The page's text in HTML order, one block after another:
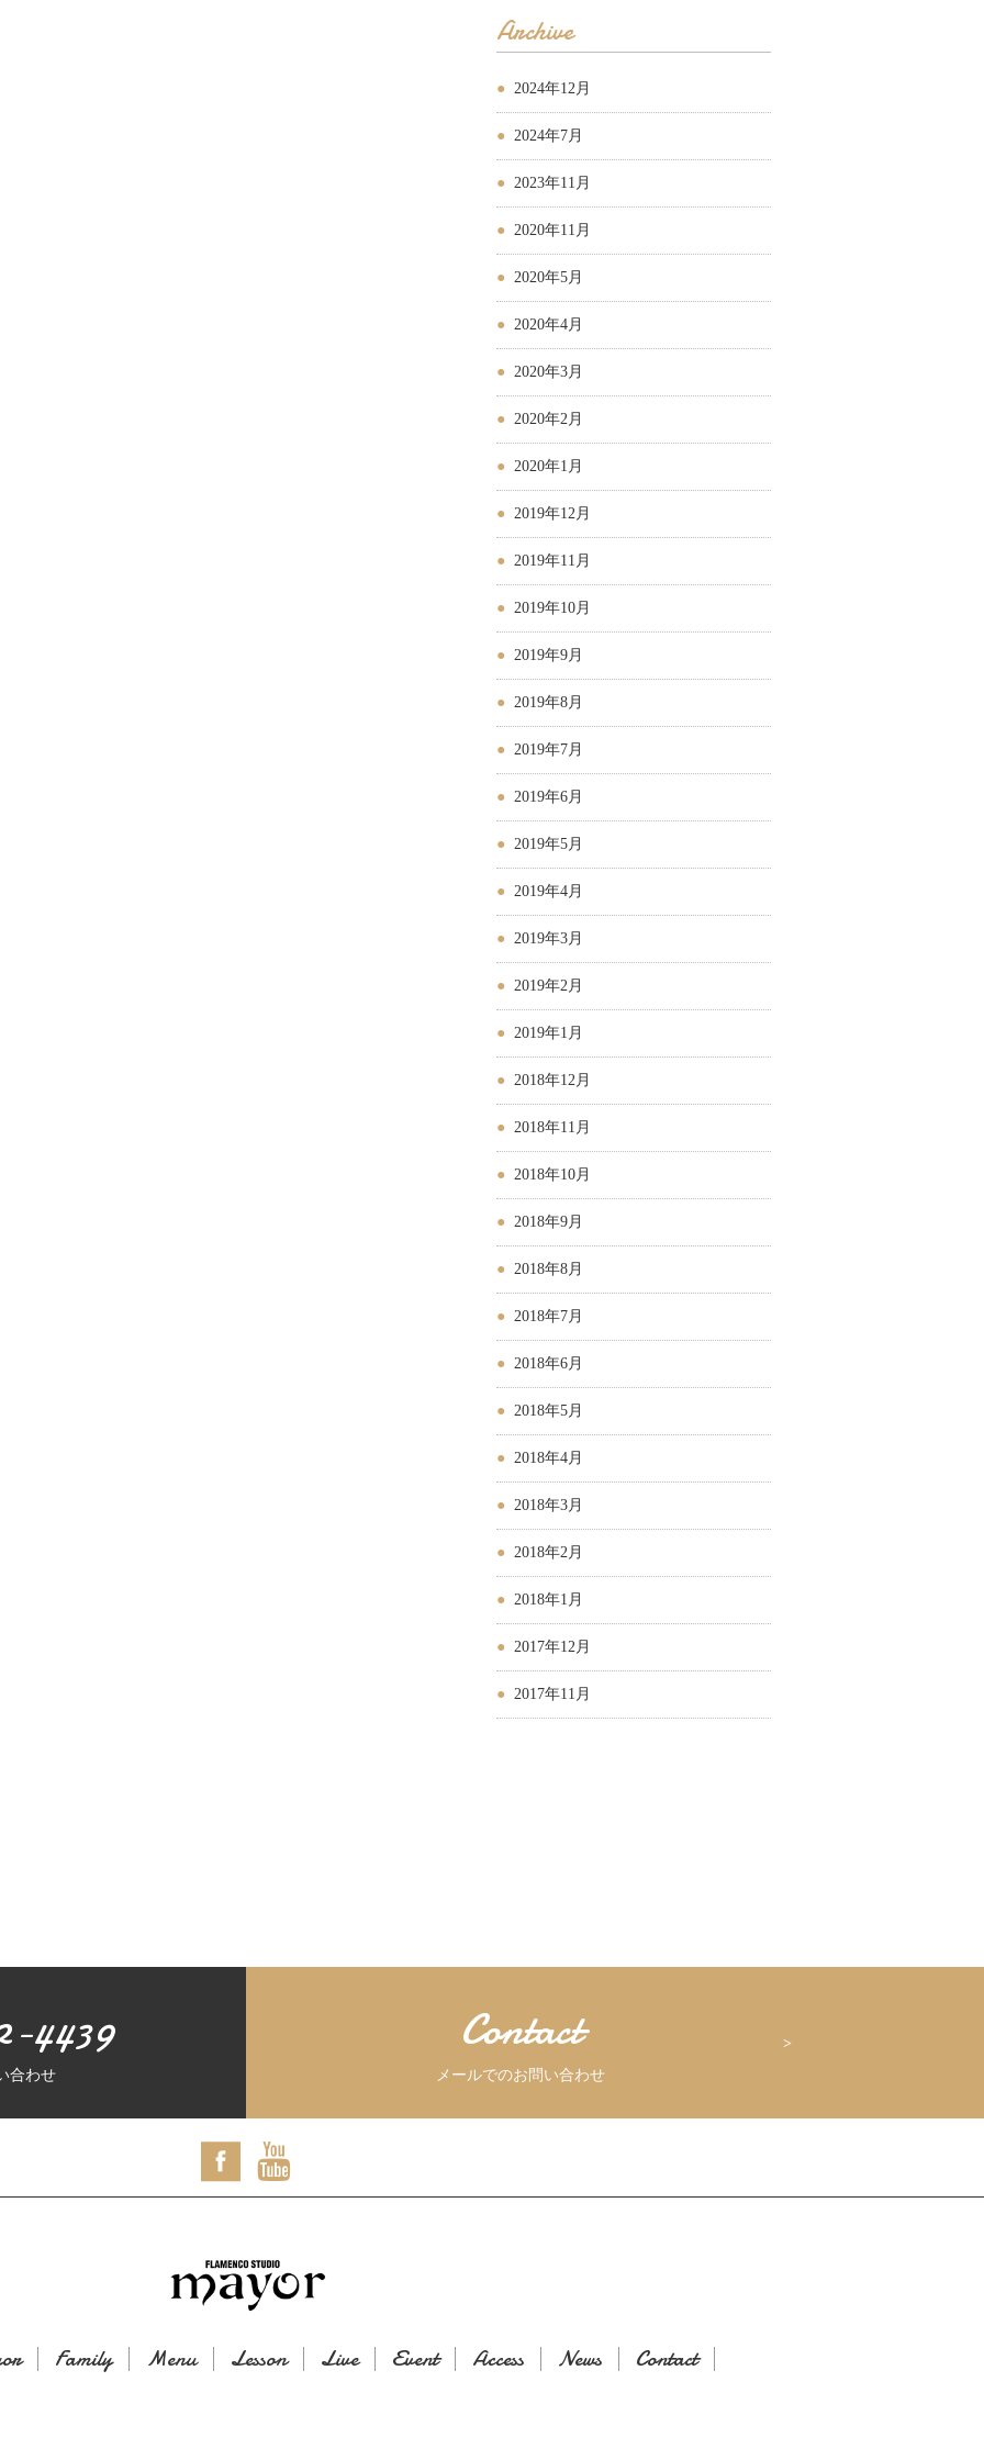
Archive
2024年12月
2024年7月
2023年11月
2020年11月
2020年5月
2020年4月
2020年3月
2020年2月
2020年1月
2019年12月
2019年11月
2019年10月
2019年9月
2019年8月
2019年7月
2019年6月
2019年5月
2019年4月
2019年3月
2019年2月
2019年1月
2018年12月
2018年11月
2018年10月
2018年9月
2018年8月
2018年7月
2018年6月
2018年5月
2018年4月
2018年3月
2018年2月
2018年1月
2017年12月
2017年11月
4439
合わせ
Contact
メールでのお問い合わせ
Family Menu Lesson Live Event Access News Contact